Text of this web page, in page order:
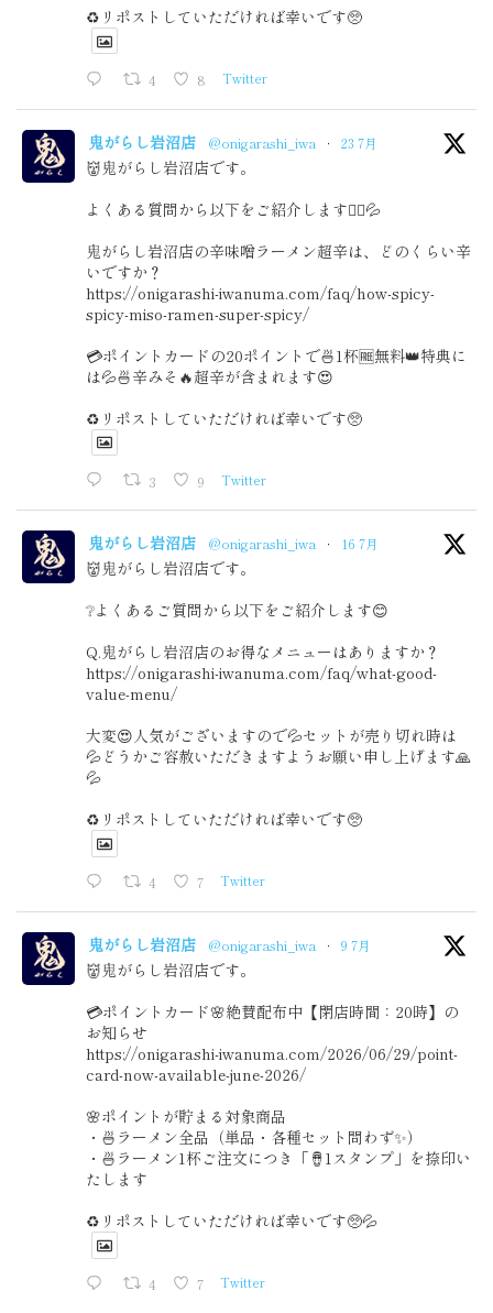
♻️リポストしていただければ幸いです🥺
4 8 Twitter
鬼がらし岩沼店 @onigarashi_iwa · 23 7月
👹鬼がらし岩沼店です。
よくある質問から以下をご紹介します🙇‍♂️💦
鬼がらし岩沼店の辛味噌ラーメン超辛は、どのくらい辛
いですか？
https://onigarashi-iwanuma.com/faq/how-spicy-
spicy-miso-ramen-super-spicy/
💳ポイントカードの20ポイントで🍜1杯🆓無料👑特典に
は💦🍜辛みそ🔥超辛が含まれます😍
♻️リポストしていただければ幸いです🥺
3 9 Twitter
鬼がらし岩沼店 @onigarashi_iwa · 16 7月
👹鬼がらし岩沼店です。
❔よくあるご質問から以下をご紹介します😊
Q.鬼がらし岩沼店のお得なメニューはありますか？
https://onigarashi-iwanuma.com/faq/what-good-
value-menu/
大変😍人気がございますので💦セットが売り切れ時は
💦どうかご容赦いただきますようお願い申し上げます🙏
💦
♻️リポストしていただければ幸いです🥺
4 7 Twitter
鬼がらし岩沼店 @onigarashi_iwa · 9 7月
👹鬼がらし岩沼店です。
💳ポイントカード🌸絶賛配布中【閉店時間：20時】の
お知らせ
https://onigarashi-iwanuma.com/2026/06/29/point-
card-now-available-june-2026/
🌸ポイントが貯まる対象商品
・🍜ラーメン全品（単品・各種セット問わず✨）
・🍜ラーメン1杯ご注文につき「🪘1スタンプ」を捺印い
たします
♻️リポストしていただければ幸いです🥺💦
4 7 Twitter